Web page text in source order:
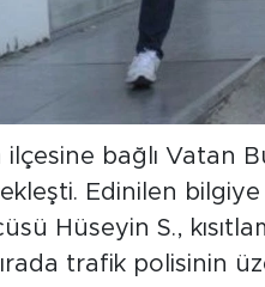
bağlı Vatan
Edinilen
Hüseyin S.,
trafik polisinin